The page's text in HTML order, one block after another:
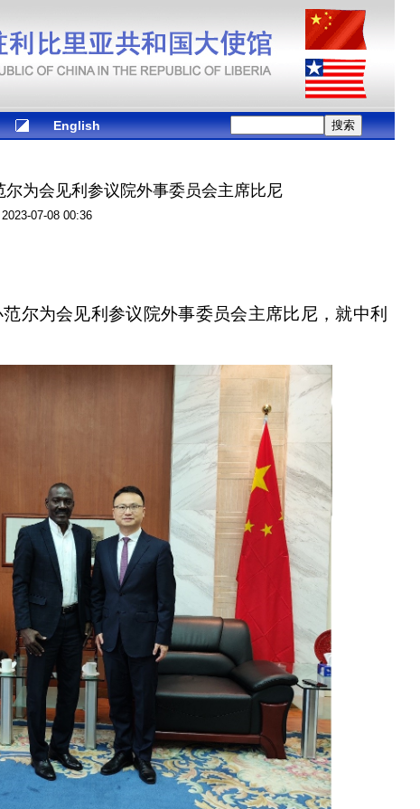
English
为会见利参议院外事委员会主席比尼
2023-07-08 00:36
尔为会见利参议院外事委员会主席比尼，就中利